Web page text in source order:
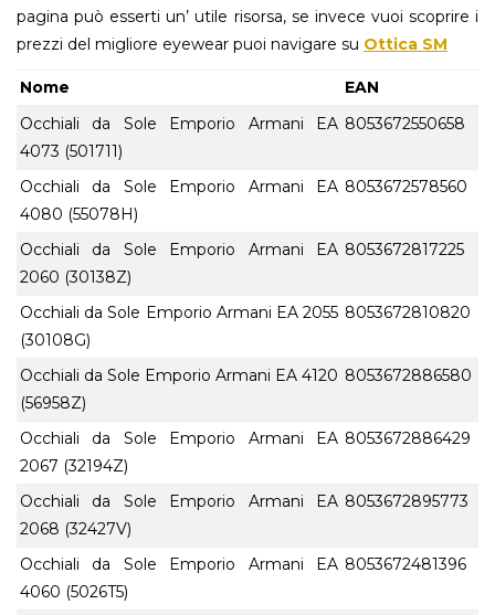
pagina può esserti un’ utile risorsa, se invece vuoi scoprire i
prezzi del migliore eyewear puoi navigare su Ottica SM
Nome
EAN
Occhiali da Sole Emporio Armani EA
4073 (501711)
8053672550658
Occhiali da Sole Emporio Armani EA
4080 (55078H)
8053672578560
Occhiali da Sole Emporio Armani EA
2060 (30138Z)
8053672817225
Occhiali da Sole Emporio Armani EA 2055
(30108G)
8053672810820
Occhiali da Sole Emporio Armani EA 4120
(56958Z)
8053672886580
Occhiali da Sole Emporio Armani EA
2067 (32194Z)
8053672886429
Occhiali da Sole Emporio Armani EA
2068 (32427V)
8053672895773
Occhiali da Sole Emporio Armani EA
4060 (5026T5)
8053672481396